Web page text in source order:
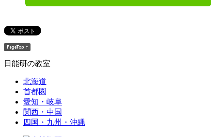
日能研の教室
北海道
首都圏
愛知・岐阜
関西・中国
四国・九州・沖縄